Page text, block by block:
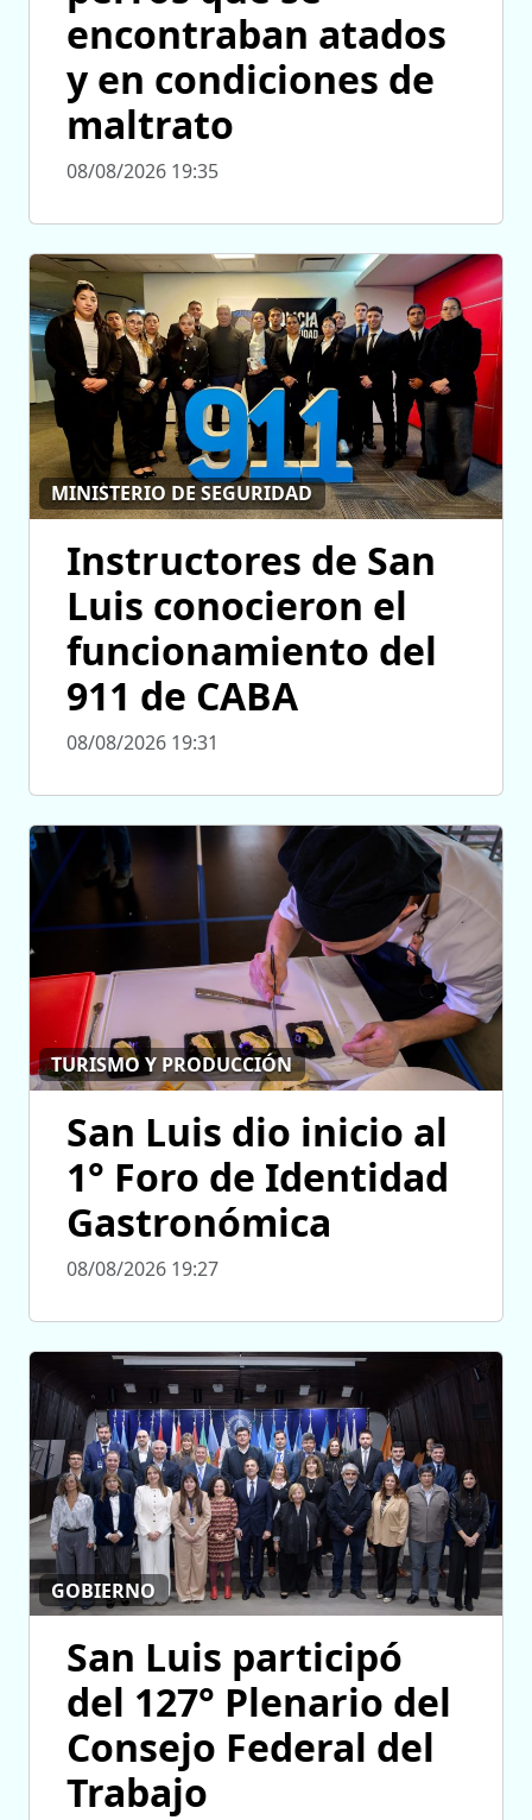
encontraban atados
y en condiciones de
maltrato
08/08/2026 19:35
MINISTERIO DE SEGURIDAD
Instructores de San
Luis conocieron el
funcionamiento del
911 de CABA
08/08/2026 19:31
TURISMO Y PRODUCCIÓN
San Luis dio inicio al
1° Foro de Identidad
Gastronómica
08/08/2026 19:27
GOBIERNO
San Luis participó
del 127° Plenario del
Consejo Federal del
Trabajo